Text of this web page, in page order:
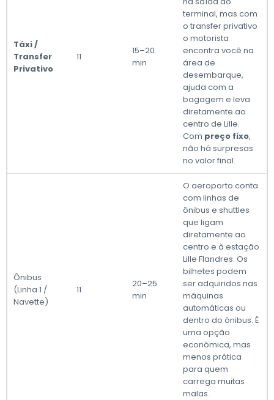
Táxi /
Transfer
Privativo
11
15–20
min
terminal, mas com
o transfer privativo
o motorista
encontra você na
área de
desembarque,
ajuda com a
bagagem e leva
diretamente ao
centro de Lille.
Com preço fixo,
não há surpresas
no valor final.
Ônibus
(Linha 1 /
Navette)
11
20–25
min
O aeroporto conta
com linhas de
ônibus e shuttles
que ligam
diretamente ao
centro e à estação
Lille Flandres. Os
bilhetes podem
ser adquiridos nas
máquinas
automáticas ou
dentro do ônibus. É
uma opção
econômica, mas
menos prática
para quem
carrega muitas
malas.